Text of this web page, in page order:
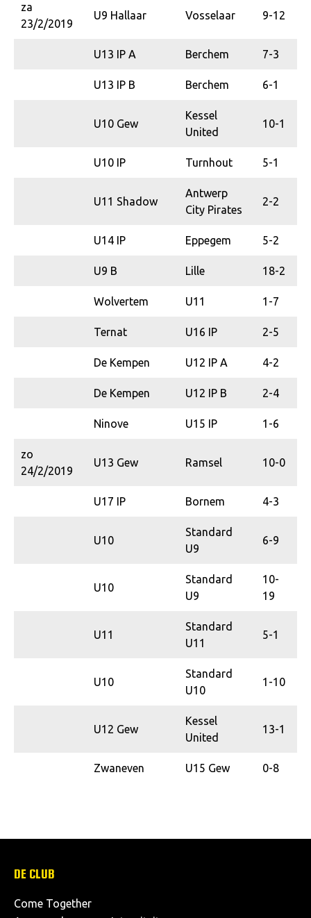
za
23/2/2019
U9 Hallaar Vosselaar 9-12
U13 IP A Berchem 7-3
U13 IP B Berchem 6-1
U10 Gew
Kessel
United
10-1
U10 IP Turnhout 5-1
U11 Shadow
Antwerp
City Pirates
2-2
U14 IP Eppegem 5-2
U9 B Lille 18-2
Wolvertem U11 1-7
Ternat U16 IP 2-5
De Kempen U12 IP A 4-2
De Kempen U12 IP B 2-4
Ninove U15 IP 1-6
zo
24/2/2019
U13 Gew Ramsel 10-0
U17 IP Bornem 4-3
U10
Standard
U9
6-9
U10
Standard
U9
10-
19
U11
Standard
U11
5-1
U10
Standard
U10
1-10
U12 Gew
Kessel
United
13-1
Zwaneven U15 Gew 0-8
DE CLUB
Come Together